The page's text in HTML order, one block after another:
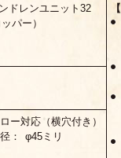
ドレンユニット32
パー）
ー対応（横穴付き）
： φ45ミリ